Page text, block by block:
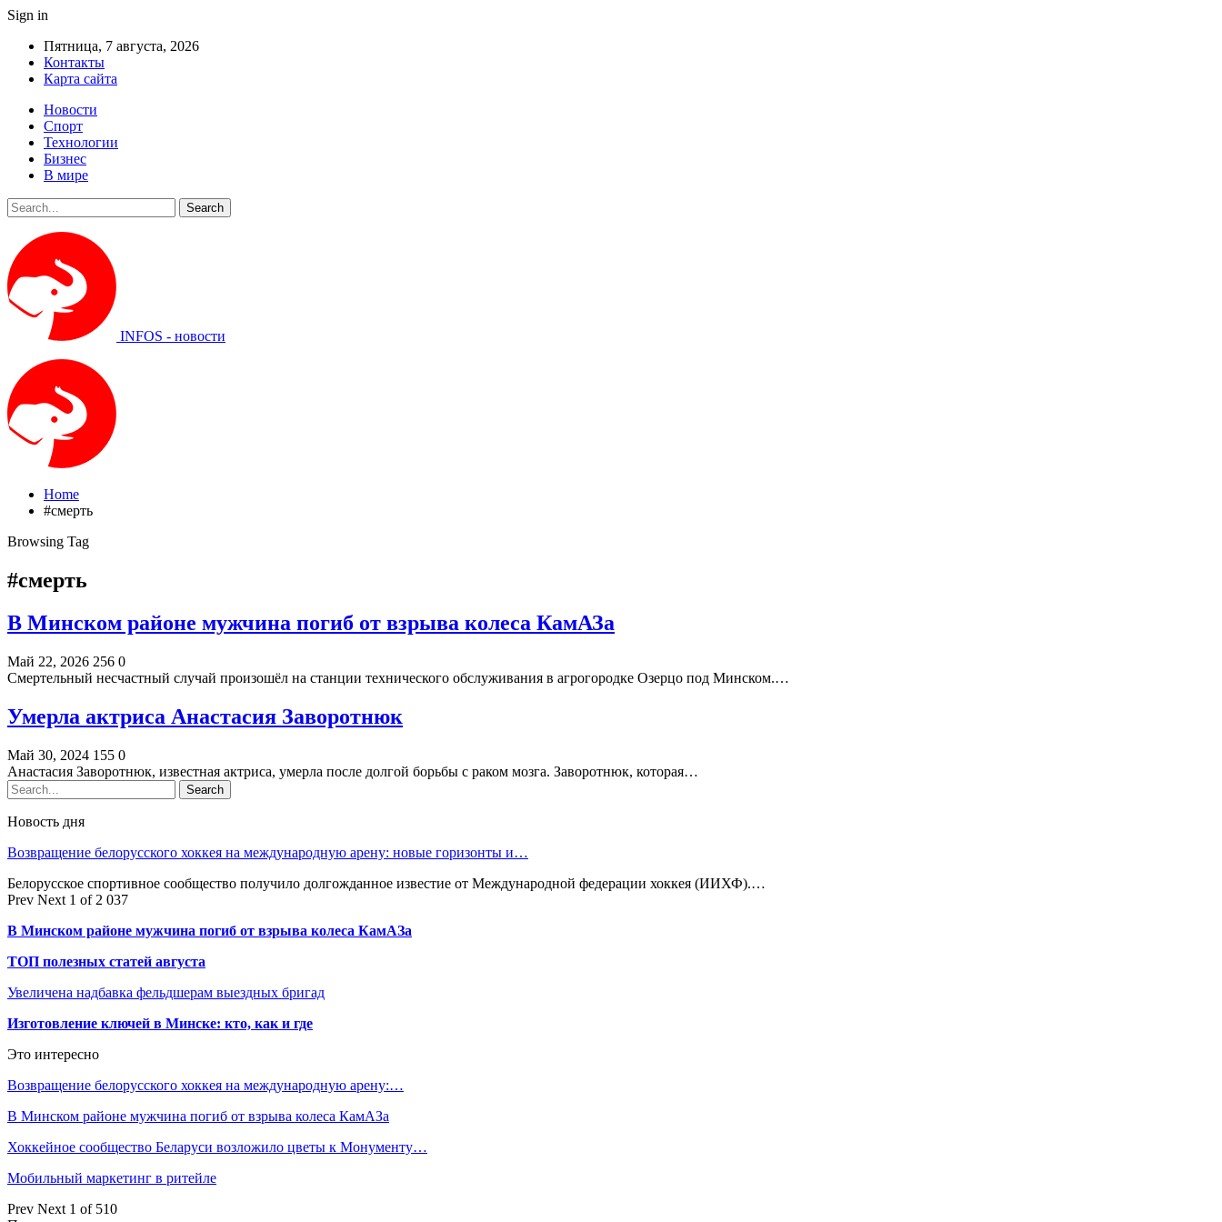
Sign in
Пятница, 7 августа, 2026
Контакты
Карта сайта
Новости
Спорт
Технологии
Бизнес
В мире
INFOS - новости
Home
#смерть
Browsing Tag
#смерть
В Минском районе мужчина погиб от взрыва колеса КамАЗа
Май 22, 2026 256 0
Смертельный несчастный случай произошёл на станции технического обслуживания в агрогородке Озерцо под Минском.…
Умерла актриса Анастасия Заворотнюк
Май 30, 2024 155 0
Анастасия Заворотнюк, известная актриса, умерла после долгой борьбы с раком мозга. Заворотнюк, которая…
Новость дня
Возвращение белорусского хоккея на международную арену: новые горизонты и…
Белорусское спортивное сообщество получило долгожданное известие от Международной федерации хоккея (ИИХФ).…
Prev Next 1 of 2 037
В Минском районе мужчина погиб от взрыва колеса КамАЗа
ТОП полезных статей августа
Увеличена надбавка фельдшерам выездных бригад
Изготовление ключей в Минске: кто, как и где
Это интересно
Возвращение белорусского хоккея на международную арену:…
В Минском районе мужчина погиб от взрыва колеса КамАЗа
Хоккейное сообщество Беларуси возложило цветы к Монументу…
Мобильный маркетинг в ритейле
Prev Next 1 of 510